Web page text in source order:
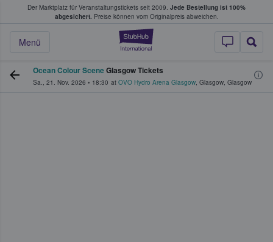
Der Marktplatz für Veranstaltungstickets seit 2009. Jede Bestellung ist 100%
abgesichert. Preise können vom Originalpreis abweichen.
StubHub - Wo
Menü
Tickets kaufen & verkaufen
Ocean Colour SceneGlasgow Tickets
Sa., 21. Nov. 2026 • 18:30 at OVO Hydro Arena Glasgow, Glasgow, Glasgow